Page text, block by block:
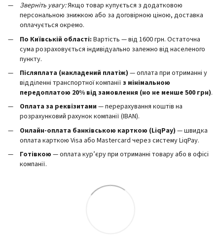
Зверніть увагу:Якщо товар купується з додатковою
персональною знижкою або за договірною ціною, доставка
оплачується окремо.
По Київській області: Вартість — від 1600 грн. Остаточна
сума розраховується індивідуально залежно від населеного
пункту.
Післяплата (накладений платіж) — оплата при отриманні у
відділенні транспортної компанії з мінімальною
передоплатою 20% від замовлення (но не менше 500 грн).
Оплата за реквізитами — перерахування коштів на
розрахунковий рахунок компанії (IBAN).
Онлайн-оплата банківською карткою (LiqPay) — швидка
оплата карткою Visa або Mastercard через систему LiqPay.
Готівкою — оплата кур’єру при отриманні товару або в офісі
компанії.